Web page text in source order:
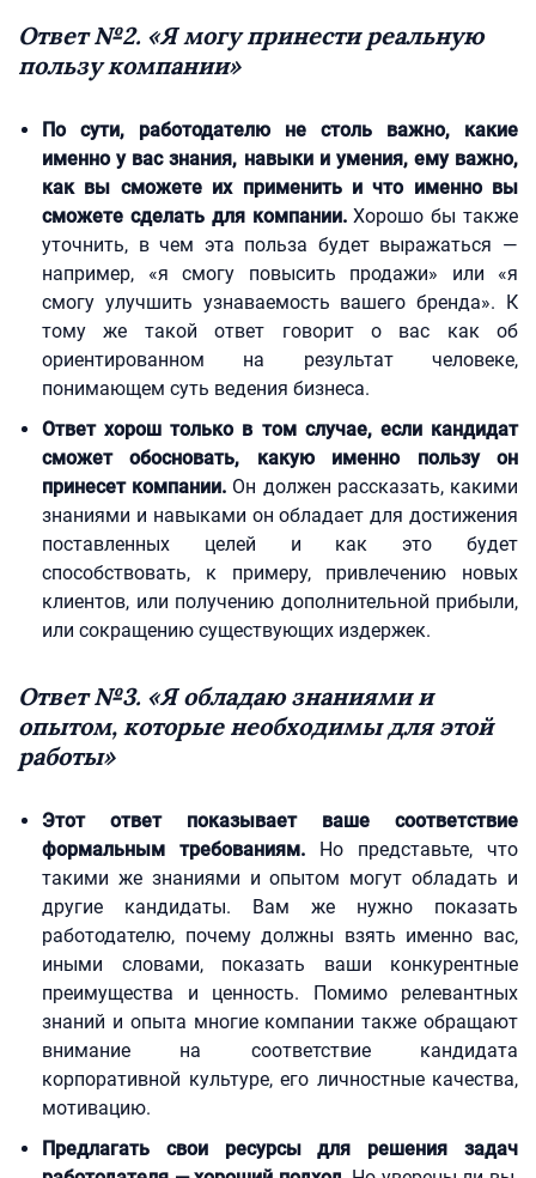
Ответ №2. «Я могу принести реальную
пользу компании»
По сути, работодателю не столь важно, какие
именно у вас знания, навыки и умения, ему важно,
как вы сможете их применить и что именно вы
сможете сделать для компании.Хорошо бы также
уточнить, в чем эта польза будет выражаться —
например, «я смогу повысить продажи» или «я
смогу улучшить узнаваемость вашего бренда». К
тому же такой ответ говорит о вас как об
ориентированном на результат человеке,
понимающем суть ведения бизнеса.
Ответ хорош только в том случае, если кандидат
сможет обосновать, какую именно пользу он
принесет компании. Он должен рассказать, какими
знаниями и навыками он обладает для достижения
поставленных целей и как это будет
способствовать, к примеру, привлечению новых
клиентов, или получению дополнительной прибыли,
или сокращению существующих издержек.
Ответ №3. «Я обладаю знаниями и
опытом, которые необходимы для этой
работы»
Этот ответ показывает ваше соответствие
формальным требованиям. Но представьте, что
такими же знаниями и опытом могут обладать и
другие кандидаты. Вам же нужно показать
работодателю, почему должны взять именно вас,
иными словами, показать ваши конкурентные
преимущества и ценность. Помимо релевантных
знаний и опыта многие компании также обращают
внимание на соответствие кандидата
корпоративной культуре, его личностные качества,
мотивацию.
Предлагать свои ресурсы для решения задач